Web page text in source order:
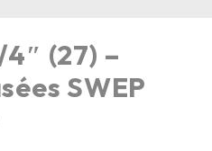
(27) –
SWEP